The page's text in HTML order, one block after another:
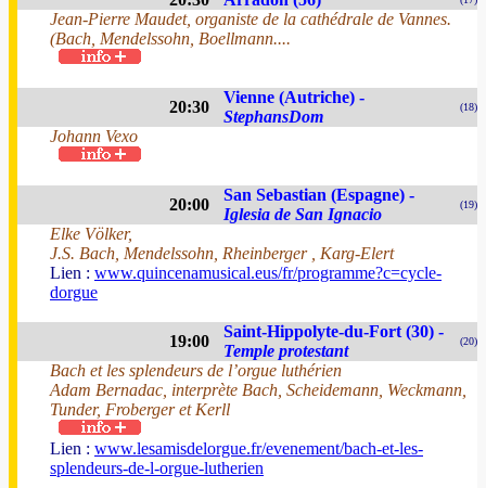
Jean-Pierre Maudet, organiste de la cathédrale de Vannes.
(Bach, Mendelssohn, Boellmann....
20:30
Vienne (Autriche) -
StephansDom
(18)
Johann Vexo
20:00
San Sebastian (Espagne) -
Iglesia de San Ignacio
(19)
Elke Völker,
J.S. Bach, Mendelssohn, Rheinberger , Karg-Elert
Lien : www.quincenamusical.eus/fr/programme?c=cycle-
dorgue
19:00
Saint-Hippolyte-du-Fort (30) -
Temple protestant
(20)
Bach et les splendeurs de l’orgue luthérien
Adam Bernadac, interprète Bach, Scheidemann, Weckmann,
Tunder, Froberger et Kerll
Lien : www.lesamisdelorgue.fr/evenement/bach-et-les-
splendeurs-de-l-orgue-lutherien